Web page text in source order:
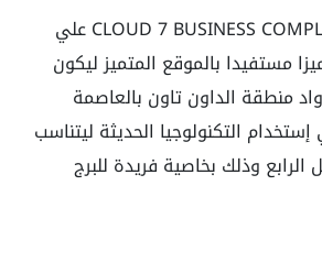
و تم تصميم برج CLOUD 7 BUSINESS COMPLEX علي
مستفيدا بالموقع المتميز ليكون
منطقة الداون تاون بالعاصمة
إستخدام التكنولوجيا الحديثة ليتناسب
وذلك بخاصية فريدة للبرج